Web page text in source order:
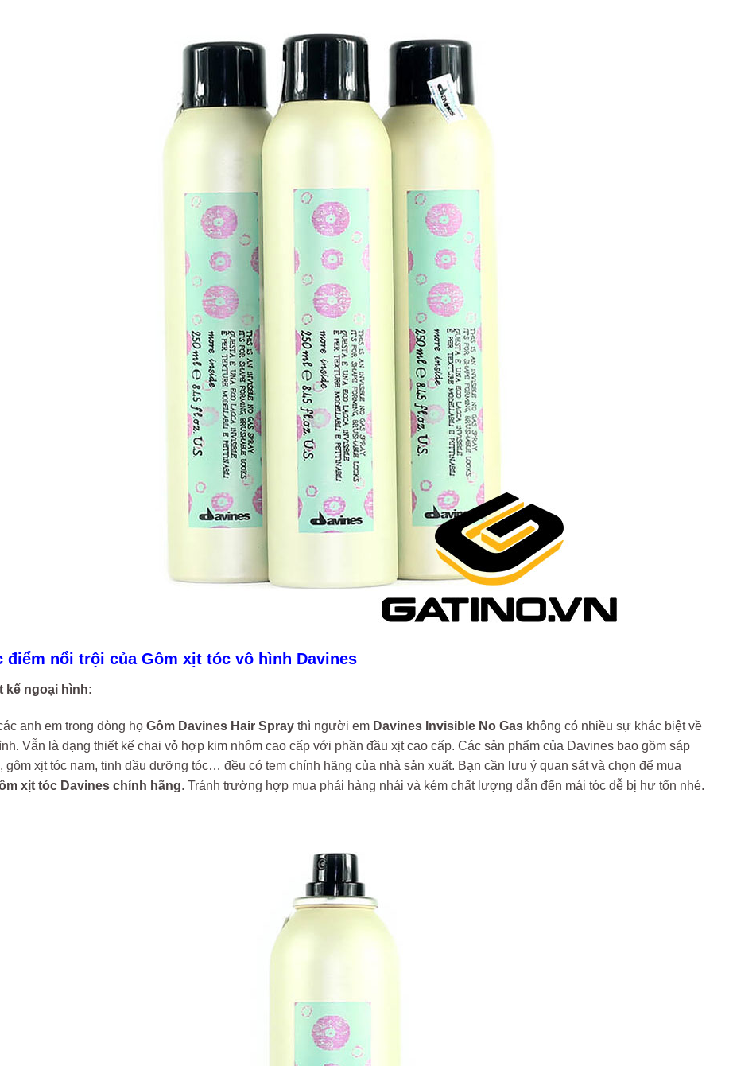
điểm nổi trội của Gôm xịt tóc vô hình Davines
kế ngoại hình:
anh em trong dòng họ Gôm Davines Hair Spray thì người em Davines Invisible No Gas không có nhiều sự khác biệt về
Vẫn là dạng thiết kế chai vỏ hợp kim nhôm cao cấp với phần đầu xịt cao cấp. Các sản phẩm của Davines bao gồm sáp
gôm xịt tóc nam, tinh dầu dưỡng tóc… đều có tem chính hãng của nhà sản xuất. Bạn cần lưu ý quan sát và chọn để mua
xịt tóc Davines chính hãng. Tránh trường hợp mua phải hàng nhái và kém chất lượng dẫn đến mái tóc dễ bị hư tổn nhé.